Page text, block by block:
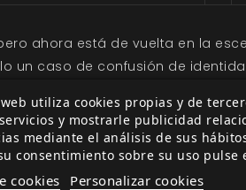
ahora está de vuelta en la
un caso de confusión de
La Venganza, más adecuada
juego, pero puede ajustarse
utiliza cookies propias y de
y mostrarle publicidad
mediante el análisis de sus
consentimiento sobre su uso pulse
cookies Personalizar cookies